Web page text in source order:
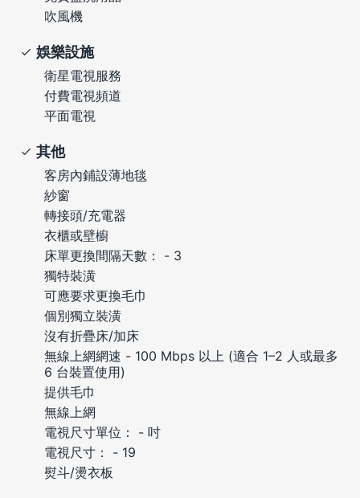
吹風機
娛樂設施
衛星電視服務
付費電視頻道
平面電視
其他
客房內鋪設薄地毯
紗窗
轉接頭/充電器
衣櫃或壁櫥
床單更換間隔天數： - 3
獨特裝潢
可應要求更換毛巾
個別獨立裝潢
沒有折疊床/加床
無線上網網速 - 100 Mbps 以上 (適合 1–2 人或最多
6 台裝置使用)
提供毛巾
無線上網
電視尺寸單位： - 吋
電視尺寸： - 19
熨斗/燙衣板